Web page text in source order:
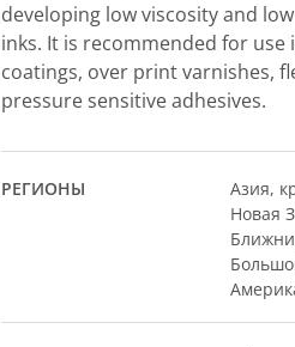
developing low viscosity and
inks. It is recommended for use
coatings, over print varnishes,
pressure sensitive adhesives.
РЕГИОНЫ
Азия,
Новая